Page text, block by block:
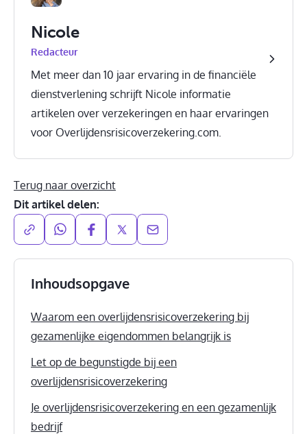
Nicole
Redacteur
Met meer dan 10 jaar ervaring in de financiële
dienstverlening schrijft Nicole informatie
artikelen over verzekeringen en haar ervaringen
voor Overlijdensrisicoverzekering.com.
Terug naar overzicht
Dit artikel delen:
Inhoudsopgave
Waarom een overlijdensrisicoverzekering bij
gezamenlijke eigendommen belangrijk is
Let op de begunstigde bij een
overlijdensrisicoverzekering
Je overlijdensrisicoverzekering en een gezamenlijk
bedrijf